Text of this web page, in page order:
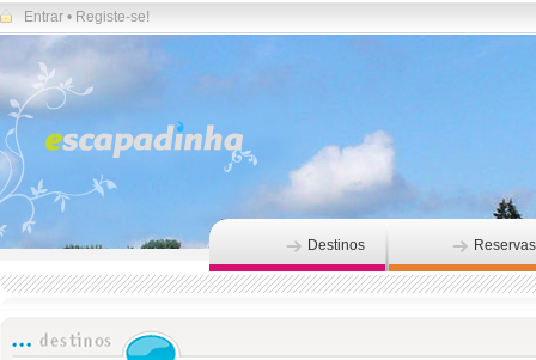
Entrar • Registe-se!
Destinos Reservas